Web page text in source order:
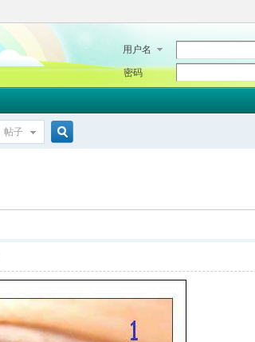
用户名
密码
帖子